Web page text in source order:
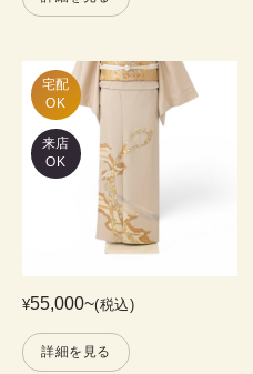
宅配
OK
来店
OK
¥55,000~(税込)
詳細を見る